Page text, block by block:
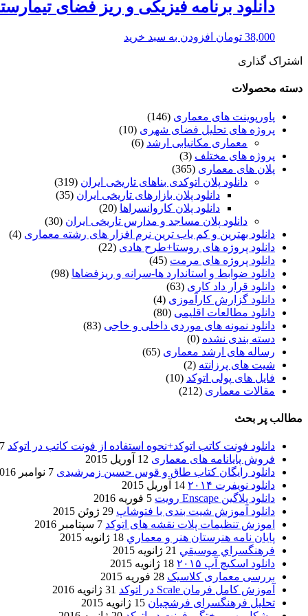
دانلود برنامه فیزیکی و ریز فضای
38,000 تومان افزودن به سبد خرید
اشتراک گذاری
دسته محصولات
پاورپوینت های معماری (146)
پروژه های تحلیل فضای شهری (10)
معماری مکانیابی ارشد (6)
پروژه های مختلف (3)
پلان های معماری (365)
دانلود پلان اتوکدی بناهای تاریخی ایران (319)
دانلود پلان بازارهای تاریخی ایران (35)
دانلود پلان کاروانسراها (20)
دانلود پلان مساجد و مدارس تاریخی ایران (30)
دانلود بهترین و کم یاب ترین نرم افزار های رشته معماری (4)
دانلود پروژه های روستا+طرح هادی (22)
دانلود پروژه های مرمت (45)
دانلود ضوابط و استاندارد ها-سرانه و ریزفضاها (98)
دانلود قرار داد کاری (63)
دانلود گزارش کارآموزی (4)
دانلود مطالعات اقلیمی (80)
دانلود نمونه های موردی داخلی و خاجی (83)
دسته بندی نشده (0)
رساله های ارشد معماری (65)
شیت های پرزانته (2)
فایل های پولی اتوکد (10)
مقالات معماری (212)
مطالب پر بحث
دانلود فونت کاتب اتوکد+نحوه استفاده از فونت کاتب در اتوکد 7 آگوست 2017
فروش پایانامه های معماری 12 آوریل 2015
دانلود رایگان کتاب طاق و قوس حسین زمرشیدی 7 نوامبر 2016
دانلود نویفرت ۲۰۱۴
14 آوریل 2015
دانلود پلاگین Enscape رویت
5 فوریه 2016
دانلود آموزش شیت بندی با فتوشاپ 29 ژوئن 2015
اموزش تنظیمات پلات نقشه های اتوکد 7 سپتامبر 2016
پایان نامه هنرستان هنر و معماري 18 ژانویه 2015
فرهنگسراي موسيقي 21 ژانویه 2015
دانلود اسکیچ آپ ۲۰۱۵
18 ژانویه 2015
بررسی معماری کلاسیک 28 فوریه 2015
آموزش کامل فرمان Scale در اتوکد
31 ژانویه 2016
تحلیل فرهنگسرای فرشچیان 15 ژانویه 2015